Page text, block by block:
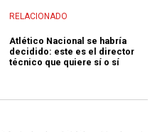
RELACIONADO
Atlético Nacional se habría
decidido: este es el director
técnico que quiere sí o sí